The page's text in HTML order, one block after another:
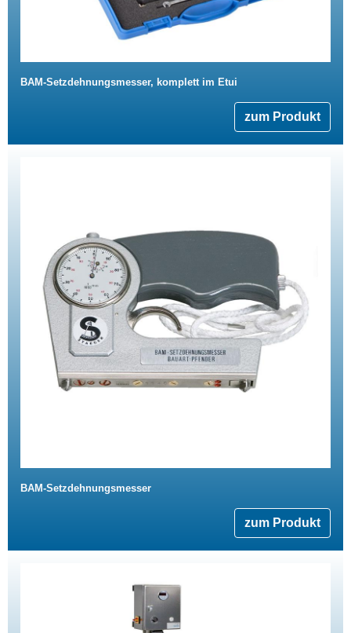
BAM-Setzdehnungsmesser, komplett im Etui
zum Produkt
BAM-Setzdehnungsmesser
zum Produkt